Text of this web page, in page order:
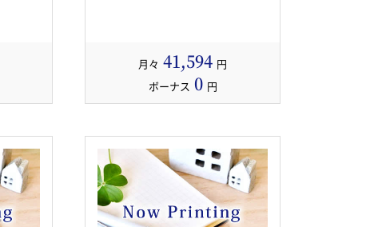
月々 41,594 円
ボーナス 0 円